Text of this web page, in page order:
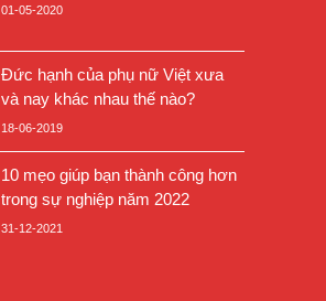
01-05-2020
Đức hạnh của phụ nữ Việt xưa
và nay khác nhau thế nào?
18-06-2019
10 mẹo giúp bạn thành công hơn
trong sự nghiệp năm 2022
31-12-2021